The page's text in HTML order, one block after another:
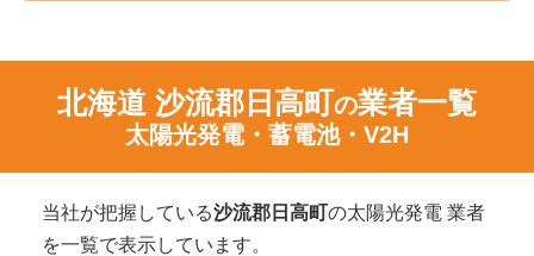
北海道 沙流郡日高町の業者一覧
太陽光発電・蓄電池・V2H
当社が把握している沙流郡日高町の太陽光発電 業者
を一覧で表示しています。